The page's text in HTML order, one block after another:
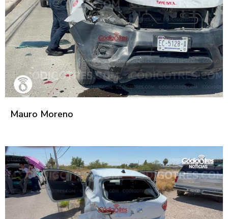
Mauro Moreno